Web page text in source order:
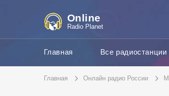
Online
Radio Planet
Главная Все радиостанции
Главная Онлайн радио России